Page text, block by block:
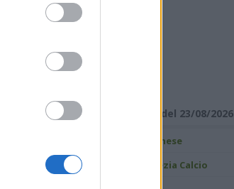
RISULTATI DI SERIE C
Girone B - Giornata 1 del 23/08/2026
Pianese
US Grosseto 1912 Spezia Calcio